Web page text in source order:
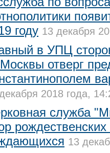
году 13 декабря
в УПЦ
отверг
2018 года,
служба
13